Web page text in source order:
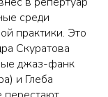
среди
практики. Это
Скуратова
джаз-фанк
и Глеба